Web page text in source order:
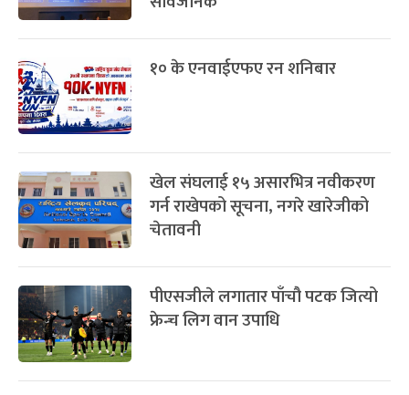
१० के एनवाईएफए रन शनिबार
खेल संघलाई १५ असारभित्र नवीकरण
गर्न राखेपको सूचना, नगरे खारेजीको
चेतावनी
पीएसजीले लगातार पाँचौ पटक जित्यो
फ्रेन्च लिग वान उपाधि